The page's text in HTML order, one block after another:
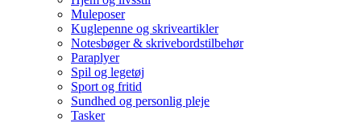
Muleposer
Kuglepenne og skriveartikler
Notesbøger & skrivebordstilbehør
Paraplyer
Spil og legetøj
Sport og fritid
Sundhed og personlig pleje
Tasker